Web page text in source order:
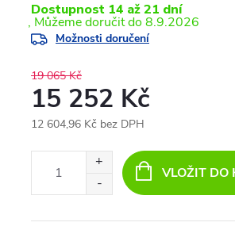
Dostupnost 14 až 21 dní
8.9.2026
Možnosti doručení
19 065 Kč
15 252 Kč
12 604,96 Kč bez DPH
VLOŽIT DO